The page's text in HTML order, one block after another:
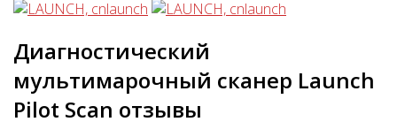
Диагностический
мультимарочный сканер Launch
Pilot Scan отзывы